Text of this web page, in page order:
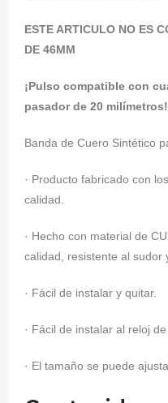
ESTE ARTICULO NO ES
DE 46MM
¡Pulso compatible con
pasador de 20 milímetros!
Banda de Cuero Sintético
· Producto fabricado con
calidad.
· Hecho con material de
calidad, resistente al sudor
· Fácil de instalar y quitar.
· Fácil de instalar al reloj
· El tamaño se puede